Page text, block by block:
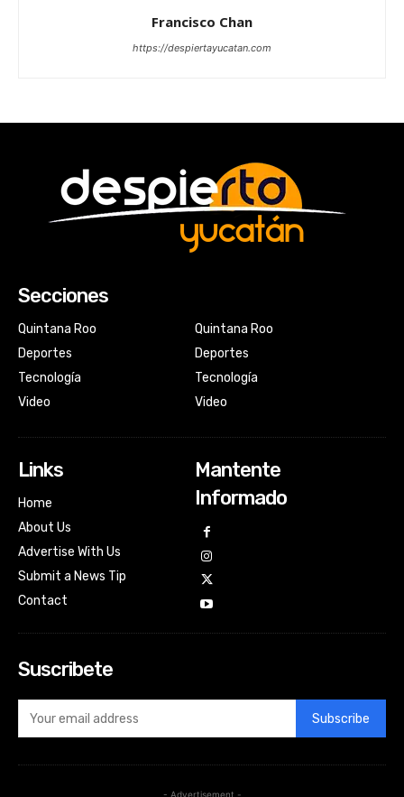
Francisco Chan
https://despiertayucatan.com
Secciones
Quintana Roo
Deportes
Tecnología
Video
Quintana Roo
Deportes
Tecnología
Video
Links
Home
About Us
Advertise With Us
Submit a News Tip
Contact
Mantente
Informado
Suscribete
Subscribe
- Advertisement -